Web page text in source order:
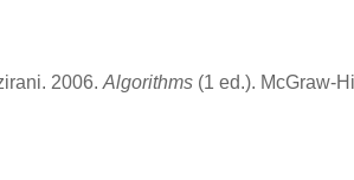
2006. Algorithms (1 ed.). McGraw-